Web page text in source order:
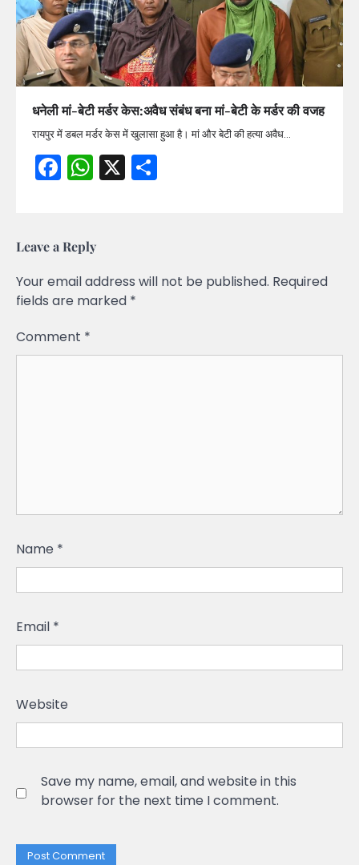
धनेली मां-बेटी मर्डर केस:अवैध संबंध बना मां-बेटी के मर्डर की वजह
रायपुर में डबल मर्डर केस में खुलासा हुआ है। मां और बेटी की हत्या अवैध…
Facebook
WhatsApp
X
Leave a Reply
Your email address will not be published. Required
fields are marked *
Comment *
Name *
Email *
Website
Save my name, email, and website in this
browser for the next time I comment.